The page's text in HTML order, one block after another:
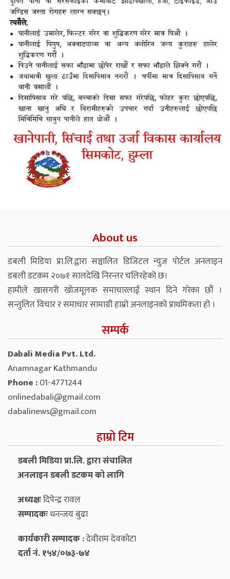
About us
डबली मिडिया प्रा.लि.द्वारा सञ्चालित डिजिटल न्युज पोर्टल अनलाइन
डबली डटकम २०७१ सालदेखि निरन्तर चलिरहेको छ।
हामीले खासगरी खोजमूलक समाचारलाई स्थान दिने गरेका छौं ।
सन्तुलित विचार र समाचार सामाग्री हाम्रो अनलाइनको प्राथमिकता हो ।
सम्पर्क
Dabali Media Pvt. Ltd.
Anamnagar Kathmandu
Phone :01-4771244
onlinedabali@gmail.com
dabalinews@gmail.com
हाम्रो टिम
डबली मिडिया प्रा.लि. द्वारा संचालित
अनलाइन डबली डटकम को लागि
अध्यक्षःदिपेन्द्र रावल
सम्पादकःधनन्‍जय बुढा
कार्यकारी सम्पादक :देवीराम देवकोटा
दर्ता नं. १५४/०७३-७४